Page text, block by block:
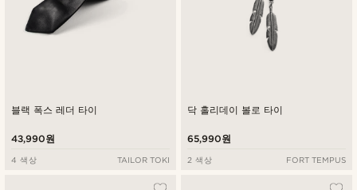
블랙 폭스 레더 타이
43,990원
4 색상 TAILOR TOKI
닥 홀리데이 볼로 타이
65,990원
2 색상 FORT TEMPUS